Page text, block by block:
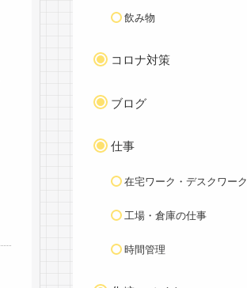
飲み物
コロナ対策
ブログ
仕事
在宅ワーク・デスクワーク
工場・倉庫の仕事
時間管理